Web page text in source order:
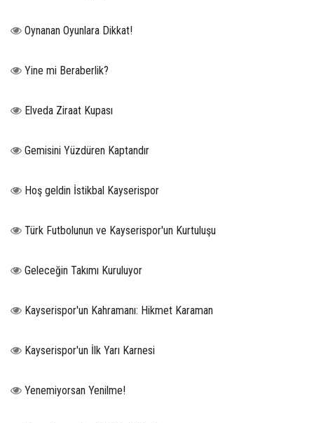
Oynanan Oyunlara Dikkat!
Yine mi Beraberlik?
Elveda Ziraat Kupası
Gemisini Yüzdüren Kaptandır
Hoş geldin İstikbal Kayserispor
Türk Futbolunun ve Kayserispor'un Kurtuluşu
Geleceğin Takımı Kuruluyor
Kayserispor'un Kahramanı: Hikmet Karaman
Kayserispor'un İlk Yarı Karnesi
Yenemiyorsan Yenilme!